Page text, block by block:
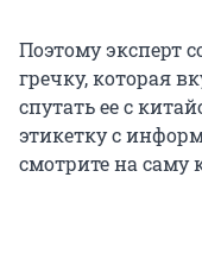
Поэтому эксперт
гречку, которая
спутать ее с
этикетку с
смотрите на саму